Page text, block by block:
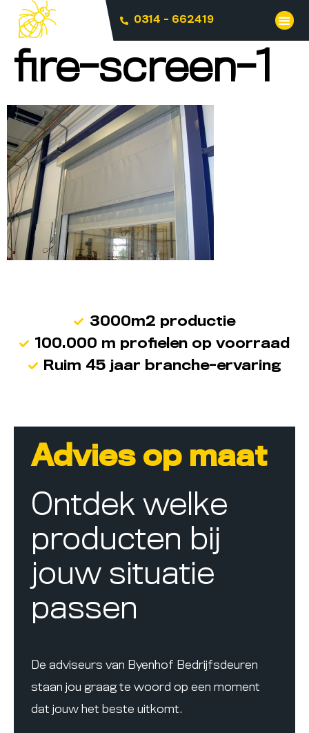
0314 - 662419
fire-screen-1
3000m2 productie
100.000 m profielen op voorraad
Ruim 45 jaar branche-ervaring
Advies op maat
Ontdek welke
producten bij
jouw situatie
passen
De adviseurs van Byenhof Bedrijfsdeuren
staan jou graag te woord op een moment
dat jouw het beste uitkomt.